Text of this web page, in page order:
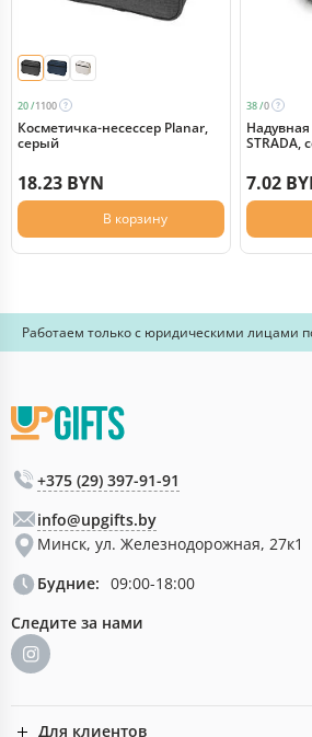
20 /1100
Косметичка-несессер Planar,
серый
18.23 BYN
В корзину
38 /0
STRADA,
7.02
Работаем только с юридическими лицами
+375 (29) 397-91-91
info@upgifts.by
Минск, ул. Железнодорожная, 27к1
Будние: 09:00-18:00
Следите за нами
Для клиентов